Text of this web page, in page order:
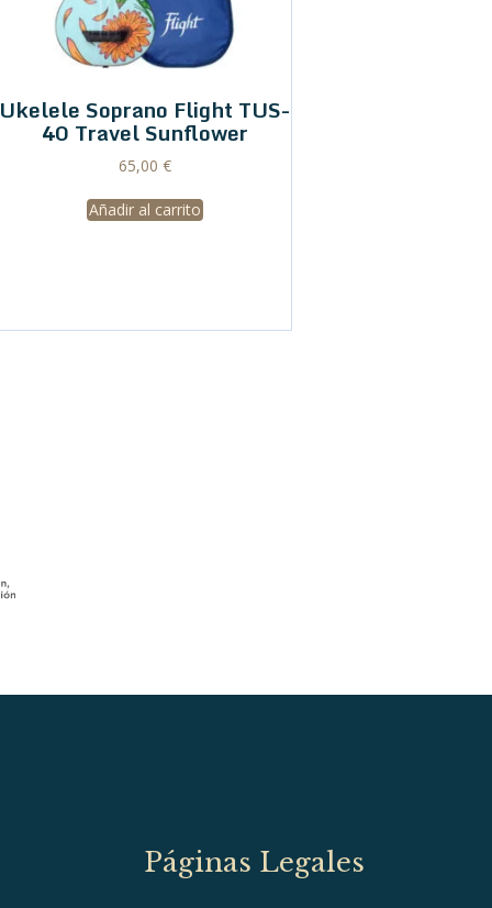
Ukelele Soprano Flight TUS-
40 Travel Sunflower
65,00 €
Añadir al carrito
Páginas Legales